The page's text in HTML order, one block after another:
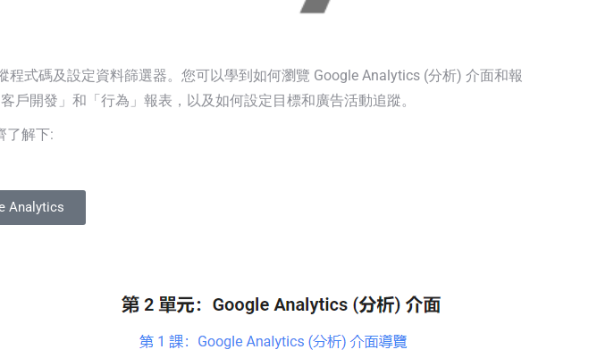
式碼及設定資料篩選器。您可以學到如何瀏覽 Google Analytics (分析) 介面和報
開發」和「行為」報表，以及如何設定目標和廣告活動追蹤。
了解下:
Analytics